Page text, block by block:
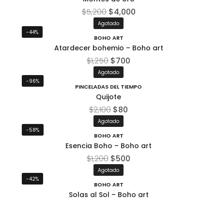
$5,200 $4,000
-44%
Agotado
BOHO ART
Atardecer bohemio – Boho art
$1,250 $700
-96%
Agotado
PINCELADAS DEL TIEMPO
Quijote
$2,100 $80
-58%
Agotado
BOHO ART
Esencia Boho – Boho art
$1,200 $500
-42%
Agotado
BOHO ART
Solas al Sol – Boho art